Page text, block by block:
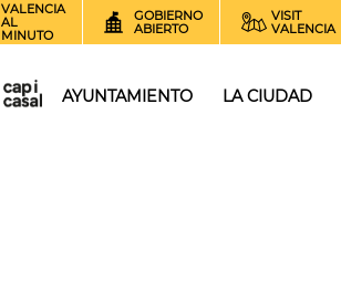
VALENCIA
AL
MINUTO
GOBIERNO
ABIERTO
VISIT
VALENCIA
AYUNTAMIENTO LA CIUDAD